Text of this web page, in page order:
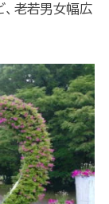
、老若男女幅広